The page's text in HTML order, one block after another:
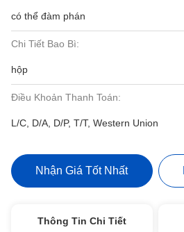
có thể đàm phán
Chi Tiết Bao Bì:
hộp
Điều Khoản Thanh Toán:
L/C, D/A, D/P, T/T, Western Union
Nhận Giá Tốt Nhất
Thông Tin Chi Tiết